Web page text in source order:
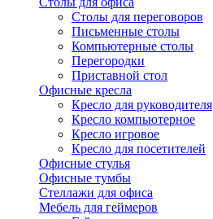
Столы для переговоров
Письменные столы
Компьютерные столы
Перегородки
Приставной стол
Офисные кресла
Кресло для руководителя
Кресло компьютерное
Кресло игровое
Кресло для посетителей
Офисные стулья
Офисные тумбы
Стеллажи для офиса
Мебель для геймеров